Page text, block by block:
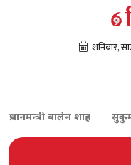
बालेन शाह सुकुमबासी